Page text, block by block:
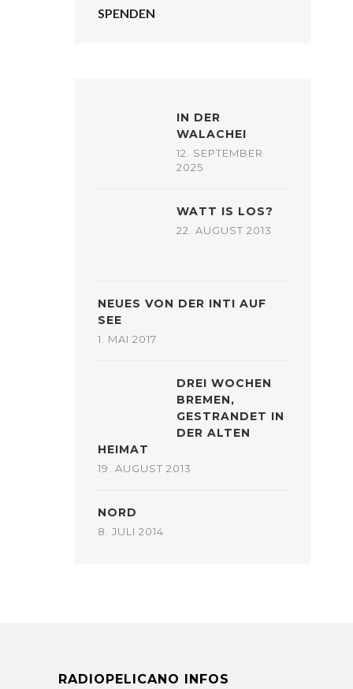
SPENDEN
IN DER
WALACHEI
12. SEPTEMBER
2025
WATT IS LOS?
22. AUGUST 2013
NEUES VON DER INTI AUF
SEE
1. MAI 2017
DREI WOCHEN
BREMEN,
GESTRANDET IN
DER ALTEN
HEIMAT
19. AUGUST 2013
NORD
8. JULI 2014
RADIOPELICANO INFOS